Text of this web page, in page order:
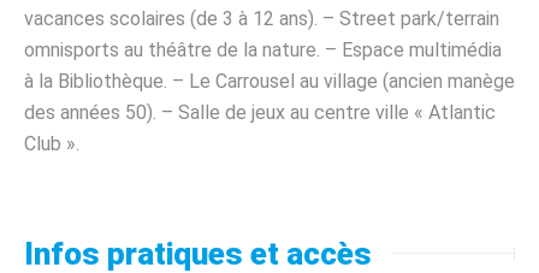
vacances scolaires (de 3 à 12 ans). – Street park/terrain
omnisports au théâtre de la nature. – Espace multimédia
à la Bibliothèque. – Le Carrousel au village (ancien manège
des années 50). – Salle de jeux au centre ville « Atlantic
Club ».
Infos pratiques et accès